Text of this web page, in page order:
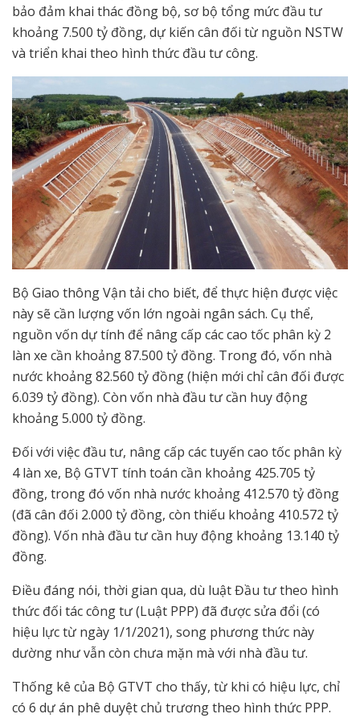
bảo đảm khai thác đồng bộ, sơ bộ tổng mức đầu tư
khoảng 7.500 tỷ đồng, dự kiến cân đối từ nguồn NSTW
và triển khai theo hình thức đầu tư công.
Bộ Giao thông Vận tải cho biết, để thực hiện được việc
này sẽ cần lượng vốn lớn ngoài ngân sách. Cụ thể,
nguồn vốn dự tính để nâng cấp các cao tốc phân kỳ 2
làn xe cần khoảng 87.500 tỷ đồng. Trong đó, vốn nhà
nước khoảng 82.560 tỷ đồng (hiện mới chỉ cân đối được
6.039 tỷ đồng). Còn vốn nhà đầu tư cần huy động
khoảng 5.000 tỷ đồng.
Đối với việc đầu tư, nâng cấp các tuyến cao tốc phân kỳ
4 làn xe, Bộ GTVT tính toán cần khoảng 425.705 tỷ
đồng, trong đó vốn nhà nước khoảng 412.570 tỷ đồng
(đã cân đối 2.000 tỷ đồng, còn thiếu khoảng 410.572 tỷ
đồng). Vốn nhà đầu tư cần huy động khoảng 13.140 tỷ
đồng.
Điều đáng nói, thời gian qua, dù luật Đầu tư theo hình
thức đối tác công tư (Luật PPP) đã được sửa đổi (có
hiệu lực từ ngày 1/1/2021), song phương thức này
dường như vẫn còn chưa mặn mà với nhà đầu tư.
Thống kê của Bộ GTVT cho thấy, từ khi có hiệu lực, chỉ
có 6 dự án phê duyệt chủ trương theo hình thức PPP.